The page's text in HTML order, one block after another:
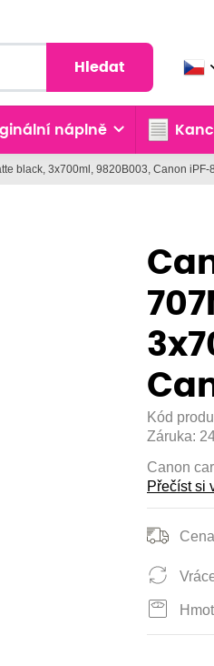
Hledat
náplně
black, 3x700ml, 9820B003, Canon iPF-
Kód
Záruka:
Canon
Přečíst si